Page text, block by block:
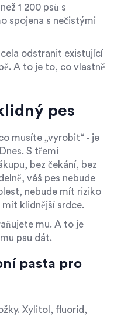
1 200 psů s
spojena s nečistými
odstranit existující
A to je to, co vlastně
pes
musíte „vyrobit“ - je
S třemi
bez čekání, bez
váš pes nebude
nebude mít riziko
klidnější srdce.
mu. A to je
psu dát.
pasta pro
Xylitol, fluorid,